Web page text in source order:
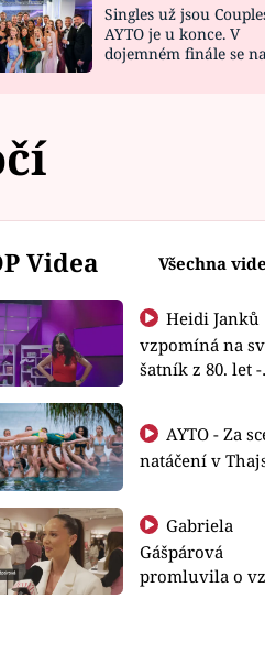
Singles už jsou
AYTO je u konce. V
dojemném finále se
Videa Všechna
Heidi Janků
vzpomíná na
šatník z 80. let -
natáčení v
Gabriela
Gášpárová
promluvila o